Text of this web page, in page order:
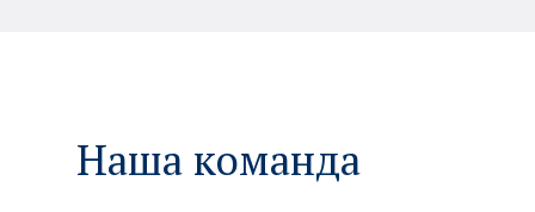
Наша команда
и мы поможем решить
Ваши проблемы